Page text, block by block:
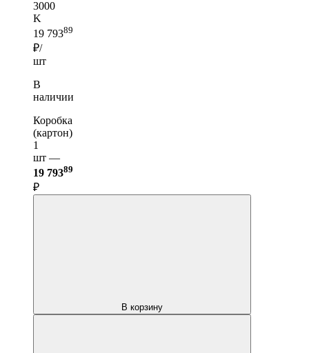
3000
K
19 79389
₽/
шт
В
наличии
Коробка
(картон)
1
шт —
19 79389
₽
В корзину